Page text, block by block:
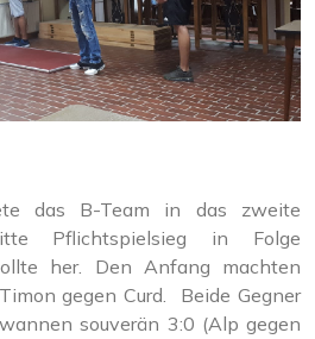
das B-Team in das zweite
Pflichtspielsieg in Folge
her. Den Anfang machten
gegen Curd. Beide Gegner
souverän 3:0 (Alp gegen